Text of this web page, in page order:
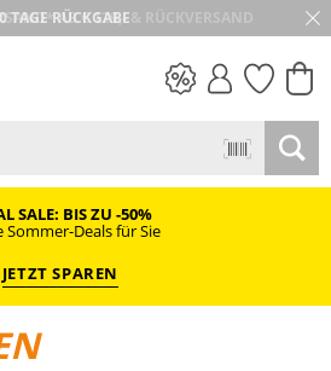
TAGE RÜCKGABE
SALE: BIS ZU -50%
Sommer-Deals für Sie
JETZT SPAREN